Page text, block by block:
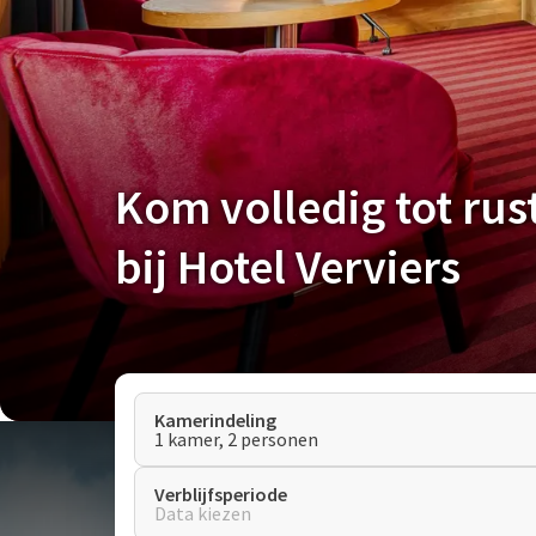
Kom volledig tot
bij Hotel Verviers
Kamerindeling
1 kamer, 2 personen
Verblijfsperiode
Data kiezen